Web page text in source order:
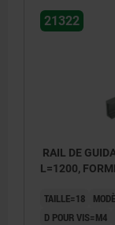
21322
RAIL DE
L=1200,
TAILLE=18
D POUR VIS=M4